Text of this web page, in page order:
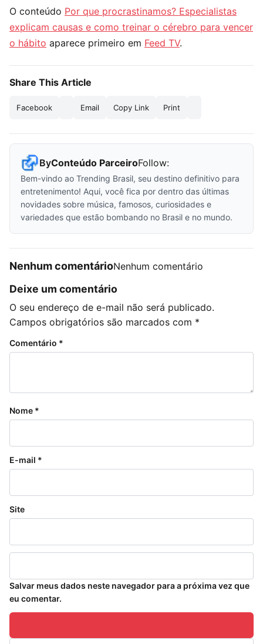
O conteúdo Por que procrastinamos? Especialistas
explicam causas e como treinar o cérebro para vencer
o hábito aparece primeiro em Feed TV.
Share This Article
Facebook Email Copy Link Print
ByConteúdo ParceiroFollow:
Bem-vindo ao Trending Brasil, seu destino definitivo para
entretenimento! Aqui, você fica por dentro das últimas
novidades sobre música, famosos, curiosidades e
variedades que estão bombando no Brasil e no mundo.
Nenhum comentárioNenhum comentário
Deixe um comentário
O seu endereço de e-mail não será publicado.
Campos obrigatórios são marcados com *
Comentário *
Nome *
E-mail *
Site
Salvar meus dados neste navegador para a próxima vez que
eu comentar.